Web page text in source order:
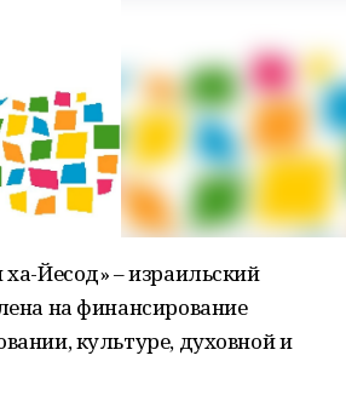
Йесод» – израильский
на финансирование
культуре, духовной и